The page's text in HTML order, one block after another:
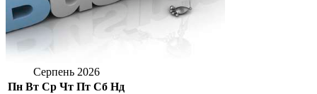
Серпень 2026
Пн Вт Ср Чт Пт Сб Нд